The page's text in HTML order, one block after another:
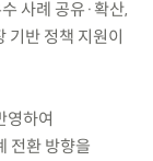
사례 공유·확산,
기반 정책 지원이
영하여
전환 방향을